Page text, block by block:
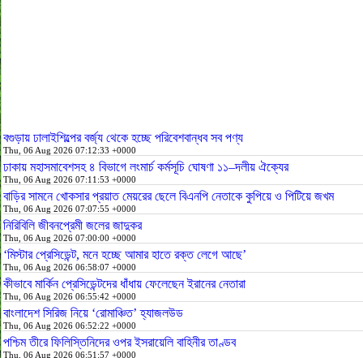
বগুড়ায় ঢালাইশিল্পের বর্জ্য থেকে হচ্ছে পরিবেশবান্ধব সব পণ্য
Thu, 06 Aug 2026 07:12:33 +0000
ঢাকায় মহাসমাবেশসহ ৪ বিভাগে লংমার্চ কর্মসূচি ঘোষণা ১১–দলীয় ঐক্যের
Thu, 06 Aug 2026 07:11:53 +0000
বাড়ির সামনে খোকসার প্রয়াত মেয়রের ছেলে বিএনপি নেতাকে কুপিয়ে ও পিটিয়ে জখম
Thu, 06 Aug 2026 07:07:55 +0000
নিরিবিলি জীবনপ্রেমী জলের জাদুকর
Thu, 06 Aug 2026 07:00:00 +0000
‘মিস্টার প্রেসিডেন্ট, মনে হচ্ছে আমার হাতে রক্ত লেগে আছে’
Thu, 06 Aug 2026 06:58:07 +0000
কীভাবে মার্কিন প্রেসিডেন্টদের ধাঁধায় ফেলেছেন ইরানের নেতারা
Thu, 06 Aug 2026 06:55:42 +0000
বাংলাদেশ সিরিজ নিয়ে ‘রোমাঞ্চিত’ হ্যাজলউড
Thu, 06 Aug 2026 06:52:22 +0000
পশ্চিম তীরে ফিলিস্তিনিদের ওপর ইসরায়েলি বাহিনীর তাণ্ডব
Thu, 06 Aug 2026 06:51:57 +0000